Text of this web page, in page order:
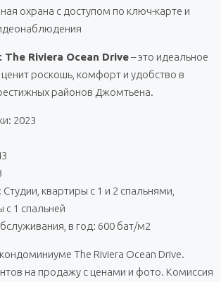
охрана с доступом по ключ-карте и
Riviera Ocean Drive– это идеальное
ценит роскошь, комфорт и удобство в
районов Джомтьена.
2023
квартиры с 1 и 2 спальнями,
с 1 спальней
в год: 600 бат/м2
The Riviera Ocean Drive.
на продажу с ценами и фото. Комиссия